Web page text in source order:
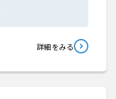
詳細をみる